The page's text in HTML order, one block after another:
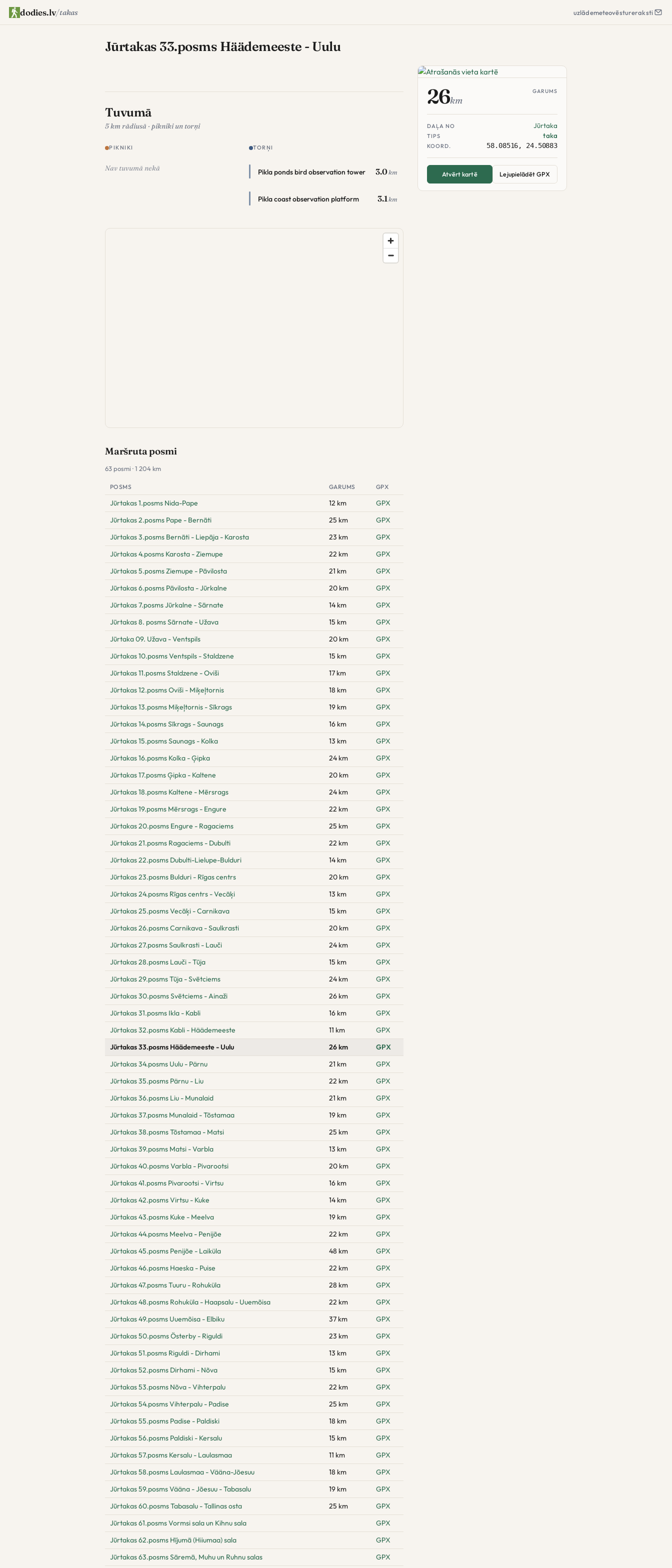
dodies.lv/takas uzlādemeteovēstureraksti
Jūrtakas 33.posms Häädemeeste - Uulu
Tuvumā
5 km rādiusā · pikniki un torņi
PIKNIKI
Nav tuvumā nekā
TORŅI
Pikla ponds bird observation tower 3.0 km
Pikla coast observation platform 3.1 km
Maršruta posmi
63 posmi · 1 204 km
POSMS GARUMS GPX
Jūrtakas 1.posms Nida-Pape 12 km
GPX
Jūrtakas 2.posms Pape - Bernāti
25 km
GPX
Jūrtakas 3.posms Bernāti - Liepāja - Karosta
23 km
GPX
Jūrtakas 4.posms Karosta - Ziemupe
22 km
GPX
Jūrtakas 5.posms Ziemupe - Pāvilosta
21 km
GPX
Jūrtakas 6.posms Pāvilosta - Jūrkalne
20 km
GPX
Jūrtakas 7.posms Jūrkalne - Sārnate
14 km
GPX
Jūrtakas 8. posms Sārnate - Užava
15 km
GPX
Jūrtaka 09. Užava - Ventspils
20 km
GPX
Jūrtakas 10.posms Ventspils - Staldzene
15 km
GPX
Jūrtakas 11.posms Staldzene - Oviši
17 km
GPX
Jūrtakas 12.posms Oviši - Miķeļtornis
18 km
GPX
Jūrtakas 13.posms Miķeļtornis - Sīkrags
19 km
GPX
Jūrtakas 14.posms Sīkrags - Saunags
16 km
GPX
Jūrtakas 15.posms Saunags - Kolka
13 km
GPX
Jūrtakas 16.posms Kolka - Ģipka
24 km
GPX
Jūrtakas 17.posms Ģipka - Kaltene
20 km
GPX
Jūrtakas 18.posms Kaltene - Mērsrags
24 km
GPX
Jūrtakas 19.posms Mērsrags - Engure
22 km
GPX
Jūrtakas 20.posms Engure - Ragaciems
25 km
GPX
Jūrtakas 21.posms Ragaciems - Dubulti
22 km
GPX
Jūrtakas 22.posms Dubulti-Lielupe-Bulduri
14 km
GPX
Jūrtakas 23.posms Bulduri - Rīgas centrs
20 km
GPX
Jūrtakas 24.posms Rīgas centrs - Vecāķi
13 km
GPX
Jūrtakas 25.posms Vecāķi - Carnikava
15 km
GPX
Jūrtakas 26.posms Carnikava - Saulkrasti
20 km
GPX
Jūrtakas 27.posms Saulkrasti - Lauči
24 km
GPX
Jūrtakas 28.posms Lauči - Tūja
15 km
GPX
Jūrtakas 29.posms Tūja - Svētciems
24 km
GPX
Jūrtakas 30.posms Svētciems - Ainaži
26 km
GPX
Jūrtakas 31.posms Ikla - Kabli
16 km
GPX
Jūrtakas 32.posms Kabli - Häädemeeste
11 km
GPX
Jūrtakas 33.posms Häädemeeste - Uulu
26 km
GPX
Jūrtakas 34.posms Uulu - Pärnu
21 km
GPX
Jūrtakas 35.posms Pärnu - Liu
22 km
GPX
Jūrtakas 36.posms Liu - Munalaid
21 km
GPX
Jūrtakas 37.posms Munalaid - Tõstamaa
19 km
GPX
Jūrtakas 38.posms Tõstamaa - Matsi
25 km
GPX
Jūrtakas 39.posms Matsi - Varbla
13 km
GPX
Jūrtakas 40.posms Varbla - Pivarootsi
20 km
GPX
Jūrtakas 41.posms Pivarootsi - Virtsu
16 km
GPX
Jūrtakas 42.posms Virtsu - Kuke
14 km
GPX
Jūrtakas 43.posms Kuke - Meelva
19 km
GPX
Jūrtakas 44.posms Meelva - Penijõe
22 km
GPX
Jūrtakas 45.posms Penijõe - Laiküla
48 km
GPX
Jūrtakas 46.posms Haeska - Puise
22 km
GPX
Jūrtakas 47.posms Tuuru - Rohuküla
28 km
GPX
Jūrtakas 48.posms Rohuküla - Haapsalu - Uuemõisa
22 km
GPX
Jūrtakas 49.posms Uuemõisa - Elbiku
37 km
GPX
Jūrtakas 50.posms Österby - Riguldi
23 km
GPX
Jūrtakas 51.posms Riguldi - Dirhami
13 km
GPX
Jūrtakas 52.posms Dirhami - Nõva
15 km
GPX
Jūrtakas 53.posms Nõva - Vihterpalu
22 km
GPX
Jūrtakas 54.posms Vihterpalu - Padise
25 km
GPX
Jūrtakas 55.posms Padise - Paldiski
18 km
GPX
Jūrtakas 56.posms Paldiski - Kersalu
15 km
GPX
Jūrtakas 57.posms Kersalu - Laulasmaa
11 km
GPX
Jūrtakas 58.posms Laulasmaa - Vääna-Jõesuu
18 km
GPX
Jūrtakas 59.posms Vääna - Jõesuu - Tabasalu
19 km
GPX
Jūrtakas 60.posms Tabasalu - Tallinas osta
25 km
GPX
Jūrtakas 61.posms Vormsi sala un Kihnu sala
GPX
Jūrtakas 62.posms Hījumā (Hiiumaa) sala
GPX
Jūrtakas 63.posms Sāremā, Muhu un Ruhnu salas
GPX
26km
GARUMS
DAĻA NO Jūrtaka
TIPS taka
KOORD. 58.08516, 24.50883
Atvērt kartē Lejupielādēt GPX